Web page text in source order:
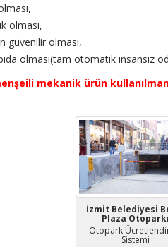
olması,
güvenilir olması,
olması(tam otomatik insansız
mekanik ürün
İzmit Belediyesi
Plaza Otoparkı
Otopark
Sistemi